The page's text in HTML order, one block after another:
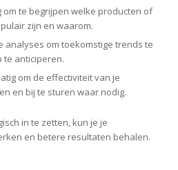
te begrijpen welke producten of
zijn en waarom.
analyses om toekomstige trends te
te anticiperen.
om de effectiviteit van je
en bij te sturen waar nodig.
in te zetten, kun je je
en betere resultaten behalen.